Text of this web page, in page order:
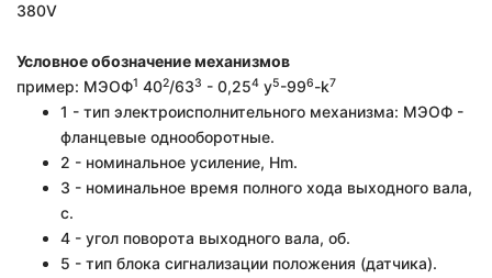
380V
Условное обозначение механизмов
пример: МЭОФ1 402/633 - 0,254 у5-996-k7
1 - тип электроисполнительного механизма: МЭОФ -
фланцевые однооборотные.
2 - номинальное усиление, Hm.
3 - номинальное время полного хода выходного вала,
с.
4 - угол поворота выходного вала, об.
5 - тип блока сигнализации положения (датчика).